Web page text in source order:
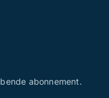
abonnement.